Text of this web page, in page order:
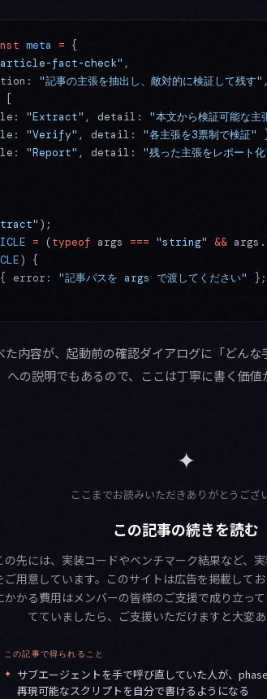
meta = {
fact-check" ,
"記事の主張を抽出し、敵対的に検証して残す" ,
[
"Extract" , detail: "本文から検証可能な主
"Verify" , detail: "各主張を3票制で検証"
"Report" , detail: "残った主張をレポート
);
= (typeof args === "string" && args.
) {
{ error: "記事パスを args で渡してください"
};
た内容が、起動前の確認ダイアログに「どん
の説明でもあるので、ここは丁寧に書く価値
✦
ここまでお読みいただきありがとうござ
この記事の続きを読む
の先には、実装コードやベンチマーク結果など、
ご用意しています。このサイトは広告を掲載して
かかる費用はメンバーの皆様のご支援で成り立っ
てていましたら、ご支援いただけますと大変あ
この記事で得られること
✦ サブエージェントを手で呼び直していた人が、
再現可能なスクリプトを自分で書けるようになる